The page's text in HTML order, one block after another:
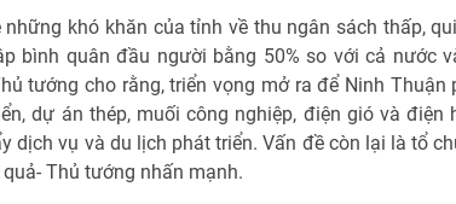
những khó khăn của tỉnh về thu ngân sách thấp,
bình quân đầu người bằng 50% so với cả nước
tướng cho rằng, triển vọng mở ra để Ninh
dự án thép, muối công nghiệp, điện gió và điện
dịch vụ và du lịch phát triển. Vấn đề còn lại là tổ
Thủ tướng nhấn mạnh.